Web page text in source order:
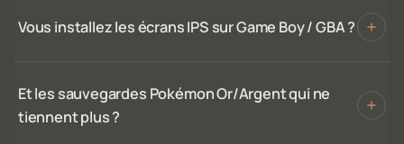
Vous installez les écrans IPS sur Game Boy / GBA ?
Et les sauvegardes Pokémon Or/Argent qui ne
tiennent plus ?